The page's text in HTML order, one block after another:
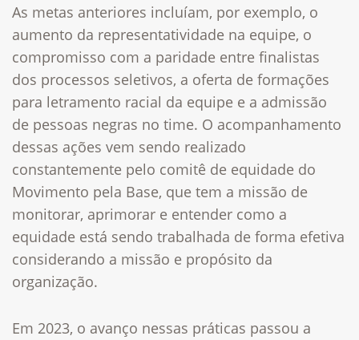
As metas anteriores incluíam, por exemplo, o
aumento da representatividade na equipe​, o
compromisso com a paridade entre finalistas
dos processos seletivos​, a oferta de formações
para letramento racial​ da equipe e a admissão
de pessoas negras no time. O acompanhamento
dessas ações vem sendo realizado
constantemente pelo comitê de equidade do
Movimento pela Base, que tem a missão de
monitorar, aprimorar e entender como a
equidade está sendo trabalhada de forma efetiva
considerando a missão e propósito da
organização.
Em 2023, o avanço nessas práticas passou a